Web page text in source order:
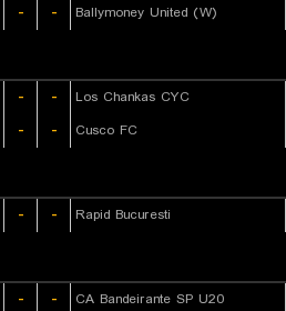
- - Ballymoney United (W)
- -
Los Chankas CYC
- - Cusco FC
- - Rapid Bucuresti
- -
CA Bandeirante SP U20